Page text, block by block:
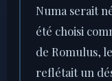
Numa serait
été choisi
de Romulus,
reflétait un